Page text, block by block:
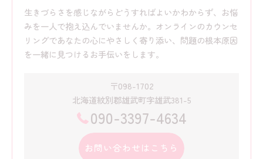
生きづらさを感じながらどうすればよいかわからず、お悩
みを一人で抱え込んでいませんか。オンラインのカウンセ
リングであなたの心にやさしく寄り添い、問題の根本原因
を一緒に見つけるお手伝いをします。
〒098-1702
北海道紋別郡雄武町字雄武381-5
090-3397-4634
お問い合わせはこちら